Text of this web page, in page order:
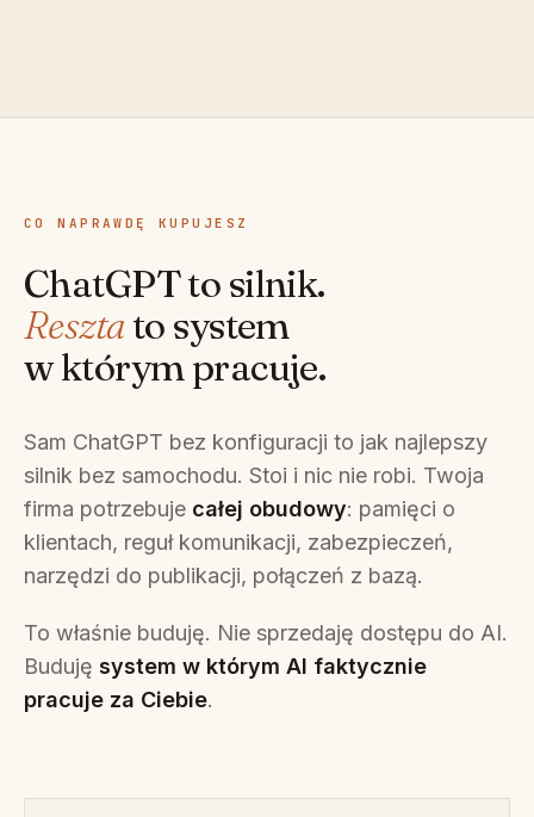
CO NAPRAWDĘ KUPUJESZ
ChatGPT to silnik.
Reszta to system
w którym pracuje.
Sam ChatGPT bez konfiguracji to jak najlepszy
silnik bez samochodu. Stoi i nic nie robi. Twoja
firma potrzebuje całej obudowy: pamięci o
klientach, reguł komunikacji, zabezpieczeń,
narzędzi do publikacji, połączeń z bazą.
To właśnie buduję. Nie sprzedaję dostępu do AI.
Buduję system w którym AI faktycznie
pracuje za Ciebie.